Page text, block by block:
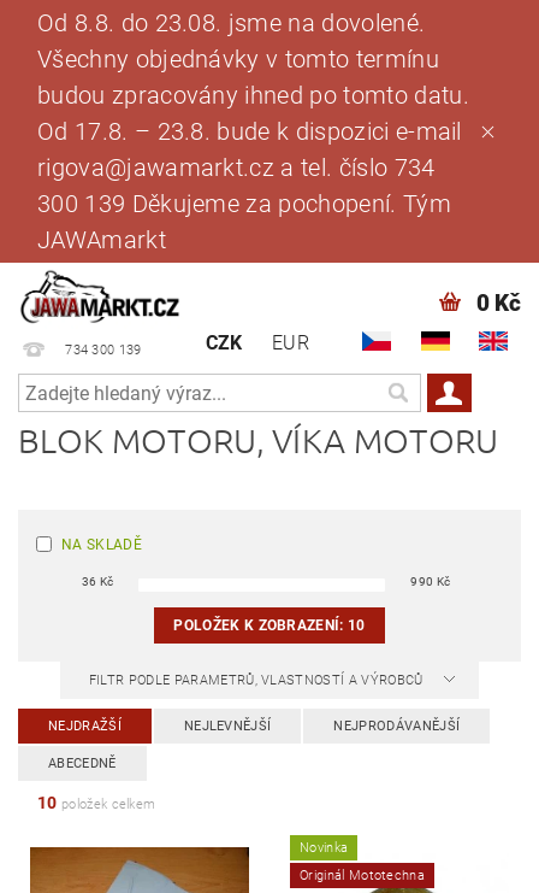
Od 8.8. do 23.08. jsme na dovolené.
Všechny objednávky v tomto termínu
budou zpracovány ihned po tomto datu.
Od 17.8. – 23.8. bude k dispozici e-mail
rigova@jawamarkt.cz a tel. číslo 734
300 139 Děkujeme za pochopení. Tým
JAWAmarkt
734 300 139 CZK EUR
0 Kč
BLOK MOTORU, VÍKA MOTORU
NA SKLADĚ
36 Kč 990 Kč
POLOŽEK K ZOBRAZENÍ: 10
FILTR PODLE PARAMETRŮ, VLASTNOSTÍ A VÝROBCŮ
NEJDRAŽŠÍ NEJLEVNĚJŠÍ NEJPRODÁVANĚJŠÍ
ABECEDNĚ
10 položek celkem
Novinka
Originál Mototechna